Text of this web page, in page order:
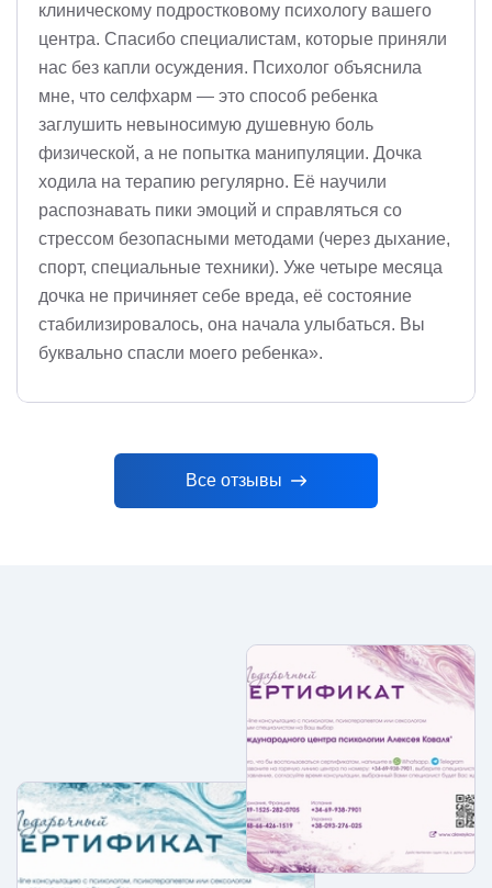
клиническому подростковому психологу вашего
центра. Спасибо специалистам, которые приняли
нас без капли осуждения. Психолог объяснила
мне, что селфхарм — это способ ребенка
заглушить невыносимую душевную боль
физической, а не попытка манипуляции. Дочка
ходила на терапию регулярно. Её научили
распознавать пики эмоций и справляться со
стрессом безопасными методами (через дыхание,
спорт, специальные техники). Уже четыре месяца
дочка не причиняет себе вреда, её состояние
стабилизировалось, она начала улыбаться. Вы
буквально спасли моего ребенка».
Все отзывы